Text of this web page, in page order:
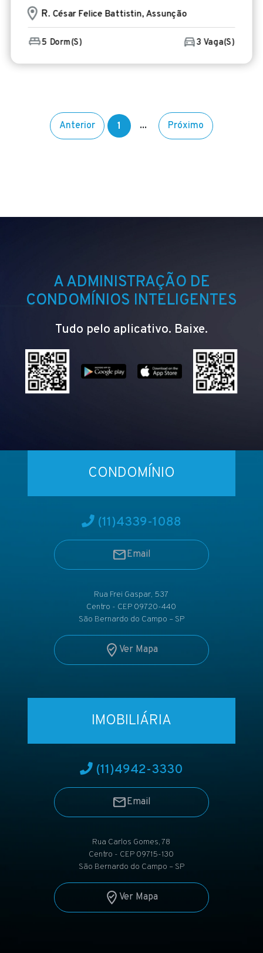
R. César Felice Battistin, Assunção
5 Dorm(s) 3 Vaga(s)
Anterior 1 ... Próximo
A ADMINISTRAÇÃO DE
CONDOMÍNIOS INTELIGENTES
Tudo pelo aplicativo. Baixe.
CONDOMÍNIO
(11)4339-1088
Email
Rua Frei Gaspar, 537
Centro - CEP 09720-440
São Bernardo do Campo – SP
Ver Mapa
IMOBILIÁRIA
(11)4942-3330
Email
Rua Carlos Gomes, 78
Centro - CEP 09715-130
São Bernardo do Campo – SP
Ver Mapa